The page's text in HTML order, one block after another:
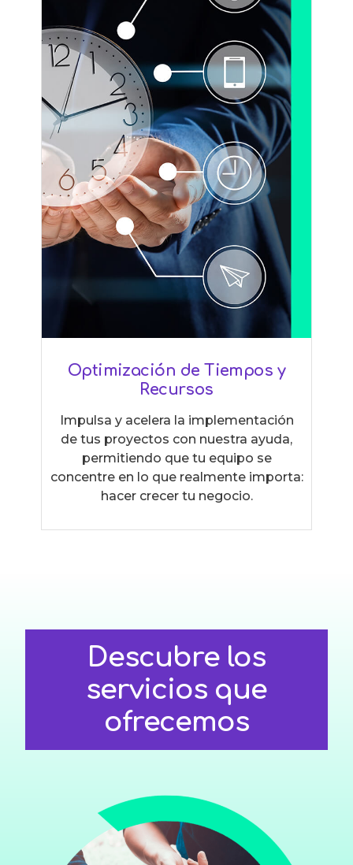
Optimización de Tiempos y
Recursos
Impulsa y acelera la implementación
de tus proyectos con nuestra ayuda,
permitiendo que tu equipo se
concentre en lo que realmente importa:
hacer crecer tu negocio.
Descubre los
servicios que
ofrecemos